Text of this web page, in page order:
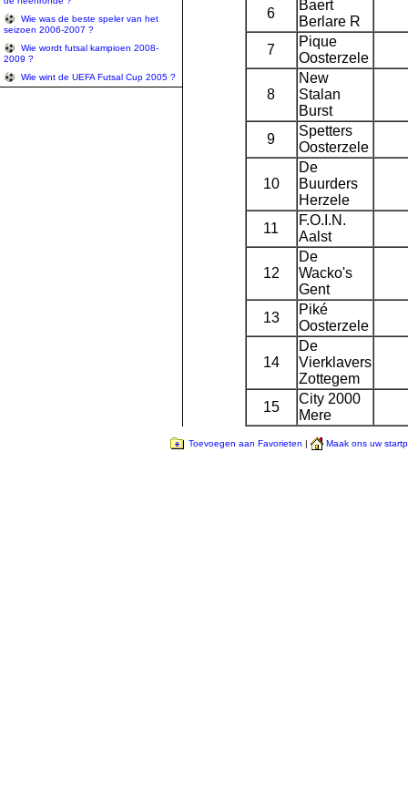
Wie was de beste speler van het
seizoen 2006-2007 ?
Wie wordt futsal kampioen 2008-
2009 ?
Wie wint de UEFA Futsal Cup 2005 ?
6
Baert
Berlare R
7
Pique
Oosterzele
8
New
Stalan
Burst
9
Spetters
Oosterzele
10
De
Buurders
Herzele
11
F.O.I.N.
Aalst
12
De
Wacko's
Gent
13
Piké
Oosterzele
14
De
Vierklavers
Zottegem
15
City 2000
Mere
Toevoegen aan Favorieten | Maak ons uw